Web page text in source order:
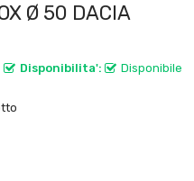
Ø 50 DACIA
Disponibilita': Disponibile